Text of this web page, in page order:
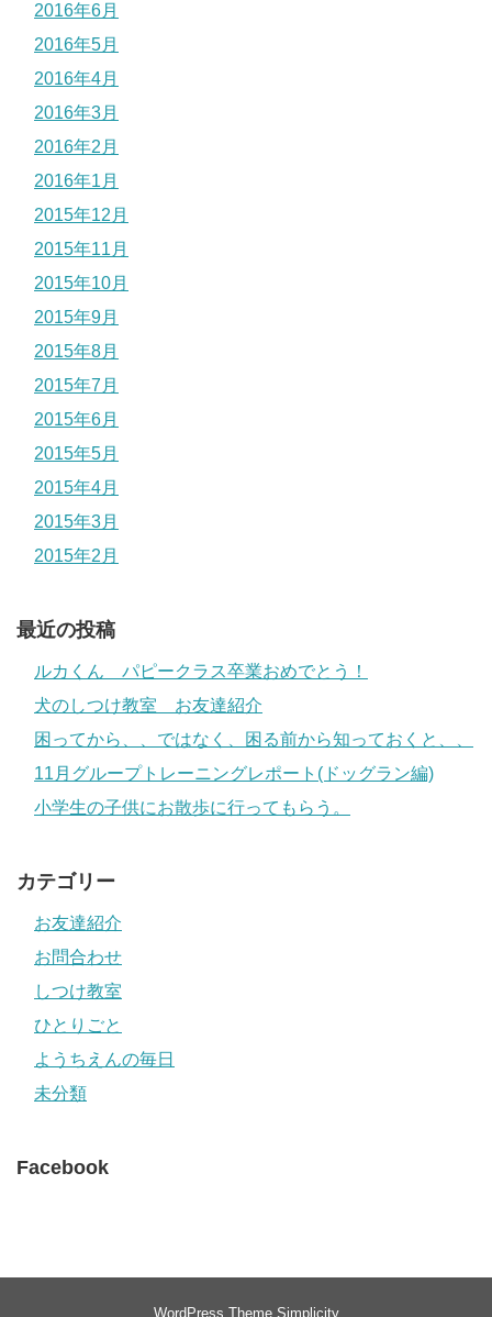
2016年6月
2016年5月
2016年4月
2016年3月
2016年2月
2016年1月
2015年12月
2015年11月
2015年10月
2015年9月
2015年8月
2015年7月
2015年6月
2015年5月
2015年4月
2015年3月
2015年2月
最近の投稿
ルカくん パピークラス卒業おめでとう！
犬のしつけ教室 お友達紹介
困ってから、、ではなく、困る前から知っておくと、、
11月グループトレーニングレポート(ドッグラン編)
小学生の子供にお散歩に行ってもらう。
カテゴリー
お友達紹介
お問合わせ
しつけ教室
ひとりごと
ようちえんの毎日
未分類
Facebook
WordPress Theme Simplicity